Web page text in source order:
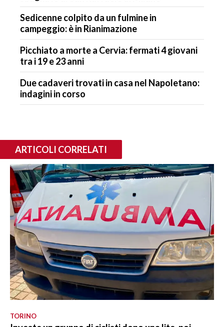
Sedicenne colpito da un fulmine in
campeggio: è in Rianimazione
Picchiato a morte a Cervia: fermati 4 giovani
tra i 19 e 23 anni
Due cadaveri trovati in casa nel Napoletano:
indagini in corso
ARTICOLI CORRELATI
TORINO